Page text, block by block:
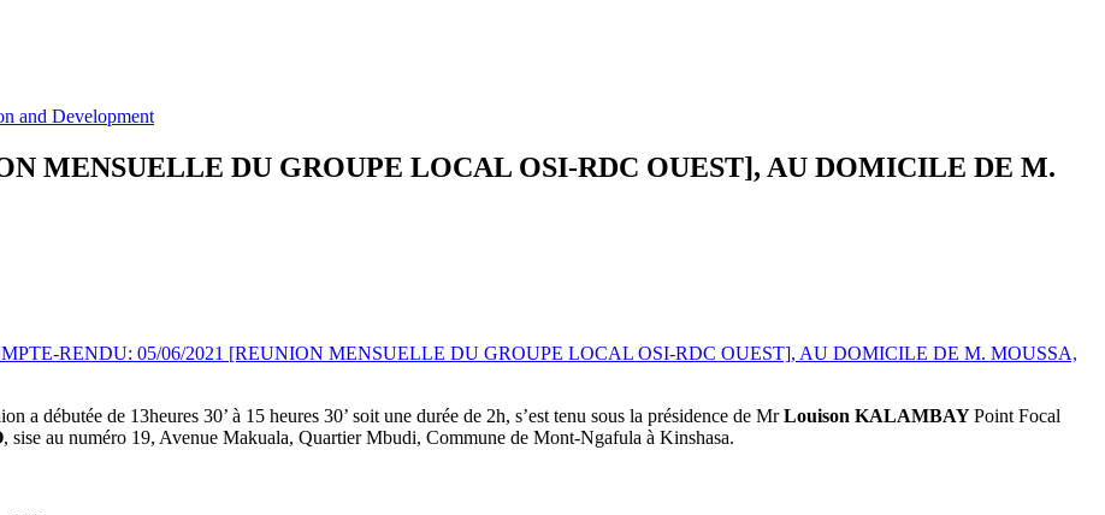
and Development
MENSUELLE DU GROUPE LOCAL OSI-RDC OUEST], AU DOMICILE DE M.
RENDU: 05/06/2021 [REUNION MENSUELLE DU GROUPE LOCAL OSI-RDC OUEST], AU DOMICILE DE M. MOUSSA,
débutée de 13heures 30’ à 15 heures 30’ soit une durée de 2h, s’est tenu sous la présidence de MrLouison KALAMBAYPoint Focal
, sise au numéro 19, Avenue Makuala, Quartier Mbudi, Commune de Mont-Ngafula à Kinshasa.